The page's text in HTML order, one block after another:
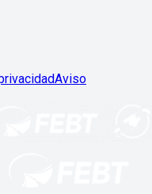
Aviso